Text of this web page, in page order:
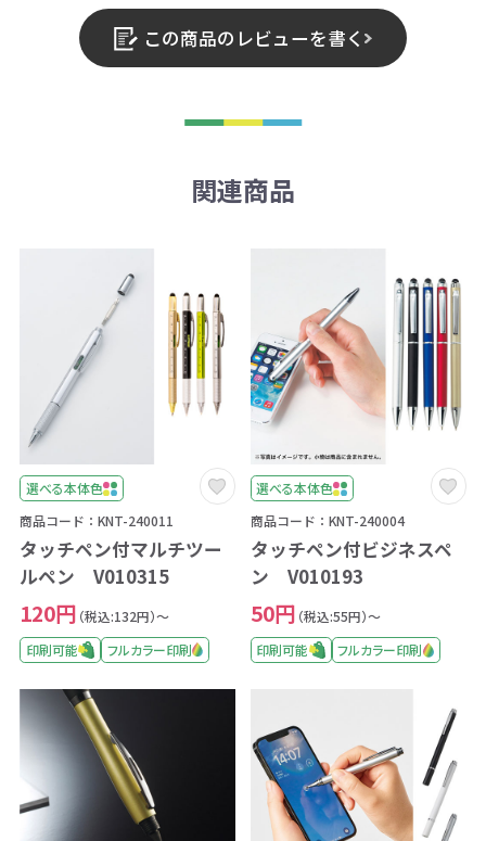
この商品のレビューを書く
関連商品
選べる本体色
商品コード：KNT-240011
タッチペン付マルチツー
ルペン V010315
120円 （税込:132円）～
印刷可能
フルカラー印刷
選べる本体色
商品コード：KNT-240004
タッチペン付ビジネスペ
ン V010193
50円 （税込:55円）～
印刷可能
フルカラー印刷